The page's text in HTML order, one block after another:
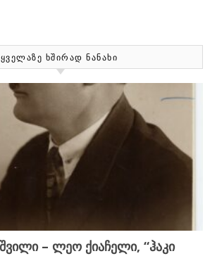
ᲧᲕᲔᲚᲐᲖᲔ ᲮᲨᲘᲠᲐᲓ ᲜᲐᲜᲐᲮᲘ